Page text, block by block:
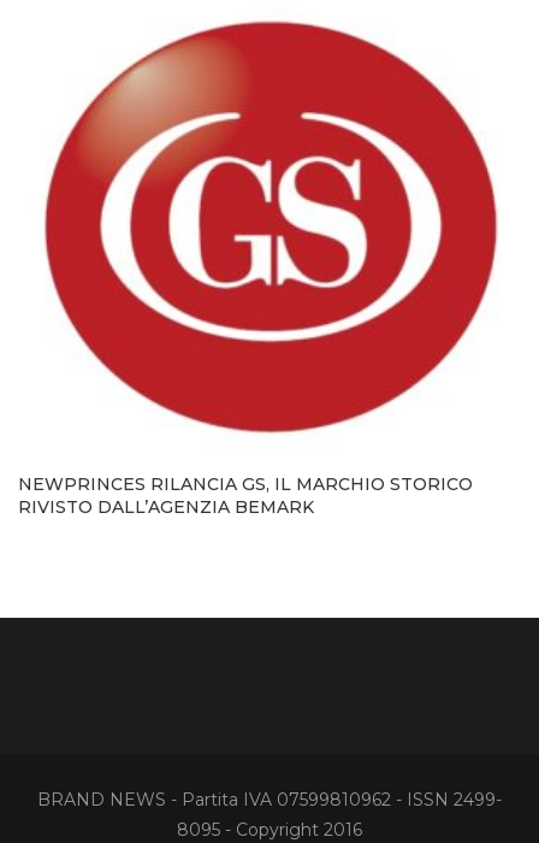
NEWPRINCES RILANCIA GS, IL MARCHIO STORICO
RIVISTO DALL’AGENZIA BEMARK
BRAND NEWS - Partita IVA 07599810962 - ISSN 2499-
8095 - Copyright 2016